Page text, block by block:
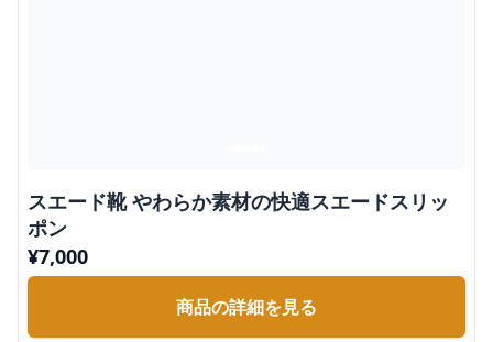
スエード靴 やわらか素材の快適スエードスリッ
ポン
¥7,000
商品の詳細を見る